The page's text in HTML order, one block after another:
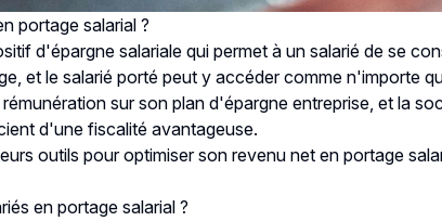
portage salarial ?
d'épargne salariale qui permet à un salarié de se
et le salarié porté peut y accéder comme n'importe
sur son plan d'épargne entreprise, et la
d'une fiscalité avantageuse.
outils pour optimiser son revenu net en portage
en portage salarial ?